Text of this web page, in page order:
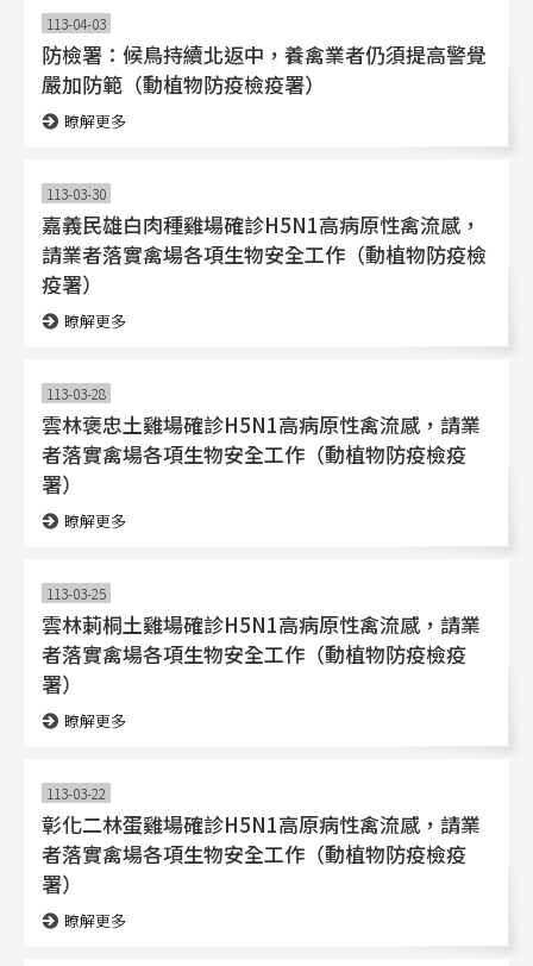
113-04-03
防檢署：候鳥持續北返中，養禽業者仍須提高警覺
嚴加防範（動植物防疫檢疫署）
瞭解更多
113-03-30
嘉義民雄白肉種雞場確診H5N1高病原性禽流感，
請業者落實禽場各項生物安全工作（動植物防疫檢
疫署）
瞭解更多
113-03-28
雲林褒忠土雞場確診H5N1高病原性禽流感，請業
者落實禽場各項生物安全工作（動植物防疫檢疫
署）
瞭解更多
113-03-25
雲林莿桐土雞場確診H5N1高病原性禽流感，請業
者落實禽場各項生物安全工作（動植物防疫檢疫
署）
瞭解更多
113-03-22
彰化二林蛋雞場確診H5N1高原病性禽流感，請業
者落實禽場各項生物安全工作（動植物防疫檢疫
署）
瞭解更多